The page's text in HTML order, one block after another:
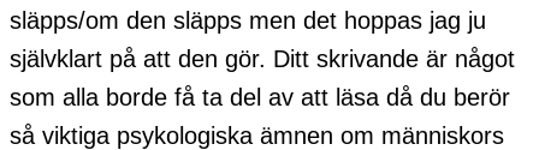
släpps/om den släpps men det hoppas jag ju
självklart på att den gör. Ditt skrivande är något
som alla borde få ta del av att läsa då du berör
så viktiga psykologiska ämnen om människors